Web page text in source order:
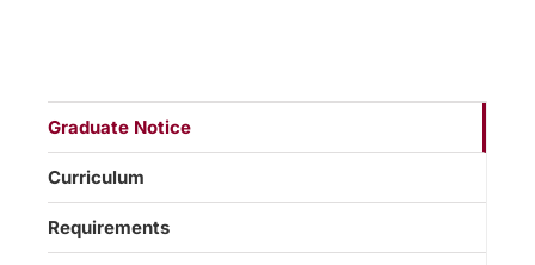
Graduate Notice
Curriculum
Requirements